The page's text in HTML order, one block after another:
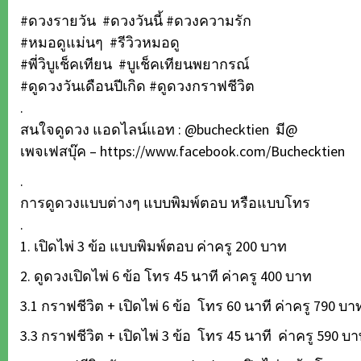
#ดวงรายวัน​ #ดวงวันนี้ #ดวงความรัก
#หมอดูแม่นๆ #รีวิวหมอดู
#พี่วิบูเช็คเทียน #บูเช็คเทียนพยากรณ์
#ดูดวงวันเดือนปีเกิด #ดูดวงกราฟชีวิต
.
สนใจดูดวง แอดไลน์แอท : @buchecktien มี@
เพจเฟสบุ๊ค – https://www.facebook.com/Buchecktien
.
การดูดวงแบบต่างๆ แบบพิมพ์ตอบ หรือแบบโทร
.
1. เปิดไพ่ 3 ข้อ แบบพิมพ์ตอบ ค่าครู 200 บาท
2. ดูดวงเปิดไพ่ 6 ข้อ โทร 45 นาที ค่าครู 400 บาท
3.1 กราฟชีวิต + เปิดไพ่ 6 ข้อ โทร 60 นาที ค่าครู 790 บา
3.3 กราฟชีวิต + เปิดไพ่ 3 ข้อ โทร 45 นาที ค่าครู 590 บ